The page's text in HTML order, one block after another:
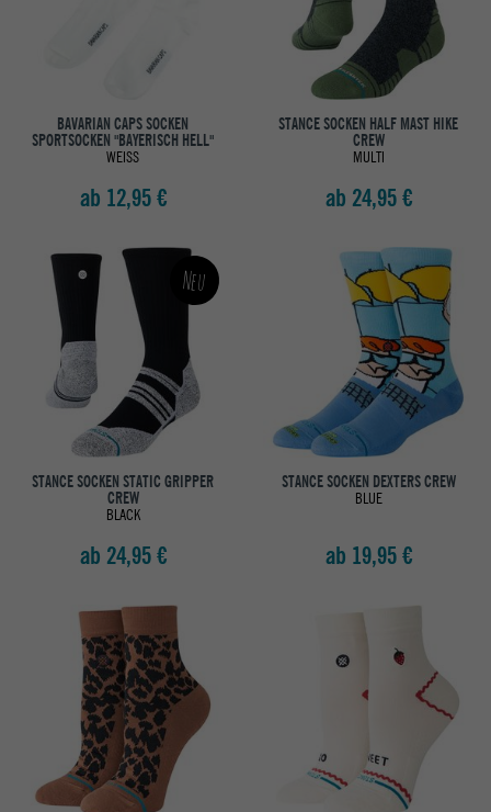
BAVARIAN CAPS SOCKEN
SPORTSOCKEN "BAYERISCH HELL"
WEISS
ab 12,95 €
STANCE SOCKEN HALF MAST HIKE
CREW
MULTI
ab 24,95 €
Neu
STANCE SOCKEN STATIC GRIPPER
CREW
BLACK
ab 24,95 €
STANCE SOCKEN DEXTERS CREW
BLUE
ab 19,95 €